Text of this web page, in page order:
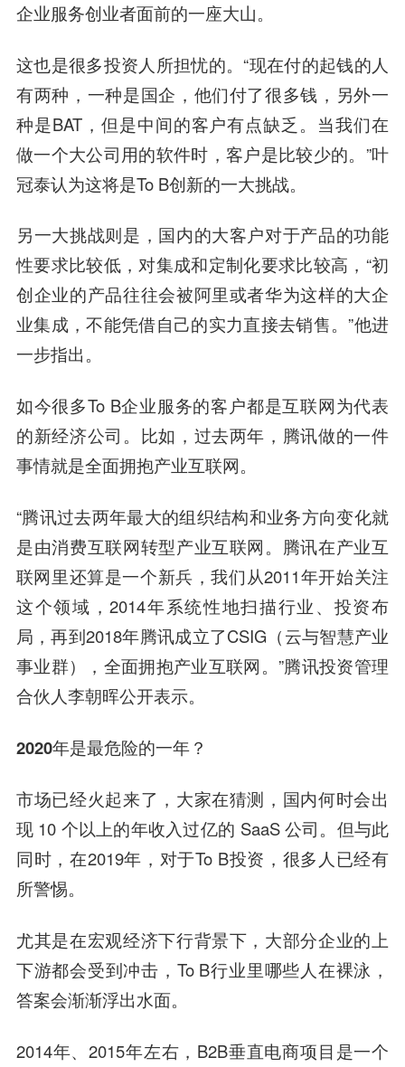
企业服务创业者面前的一座大山。
这也是很多投资人所担忧的。“现在付的起钱的人
有两种，一种是国企，他们付了很多钱，另外一
种是BAT，但是中间的客户有点缺乏。当我们在
做一个大公司用的软件时，客户是比较少的。”叶
冠泰认为这将是To B创新的一大挑战。
另一大挑战则是，国内的大客户对于产品的功能
性要求比较低，对集成和定制化要求比较高，“初
创企业的产品往往会被阿里或者华为这样的大企
业集成，不能凭借自己的实力直接去销售。”他进
一步指出。
如今很多To B企业服务的客户都是互联网为代表
的新经济公司。比如，过去两年，腾讯做的一件
事情就是全面拥抱产业互联网。
“腾讯过去两年最大的组织结构和业务方向变化就
是由消费互联网转型产业互联网。腾讯在产业互
联网里还算是一个新兵，我们从2011年开始关注
这个领域，2014年系统性地扫描行业、投资布
局，再到2018年腾讯成立了CSIG（云与智慧产业
事业群），全面拥抱产业互联网。”腾讯投资管理
合伙人李朝晖公开表示。
2020年是最危险的一年？
市场已经火起来了，大家在猜测，国内何时会出
现 10 个以上的年收入过亿的 SaaS 公司。但与此
同时，在2019年，对于To B投资，很多人已经有
所警惕。
尤其是在宏观经济下行背景下，大部分企业的上
下游都会受到冲击，To B行业里哪些人在裸泳，
答案会渐渐浮出水面。
2014年、2015年左右，B2B垂直电商项目是一个